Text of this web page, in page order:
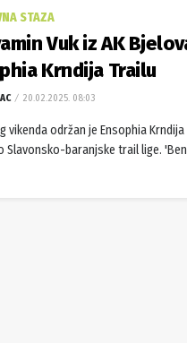
STAZA
Vuk iz AK
Krndija Trailu
20.02.2025. 08:03
vikenda održan je Ensophia
Slavonsko-baranjske trail lige.